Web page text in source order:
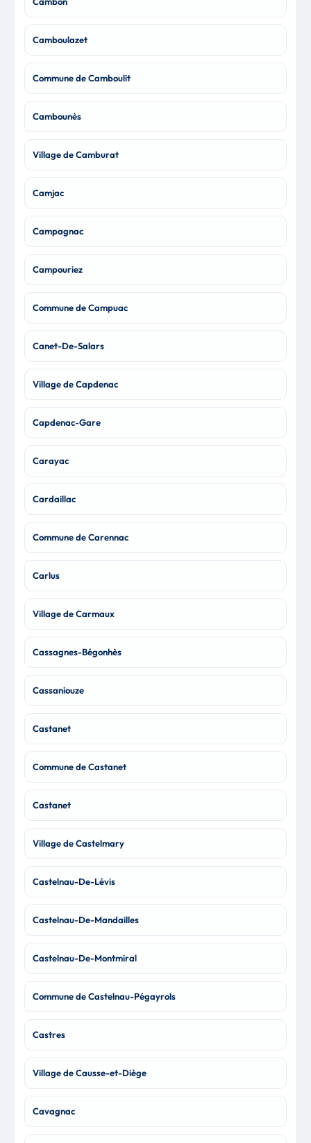
Camboulazet
Commune de Camboulit
Cambounès
Village de Camburat
Camjac
Campagnac
Campouriez
Commune de Campuac
Canet-De-Salars
Village de Capdenac
Capdenac-Gare
Carayac
Cardaillac
Commune de Carennac
Carlus
Village de Carmaux
Cassagnes-Bégonhès
Cassaniouze
Castanet
Commune de Castanet
Castanet
Village de Castelmary
Castelnau-De-Lévis
Castelnau-De-Mandailles
Castelnau-De-Montmiral
Commune de Castelnau-Pégayrols
Castres
Village de Causse-et-Diège
Cavagnac